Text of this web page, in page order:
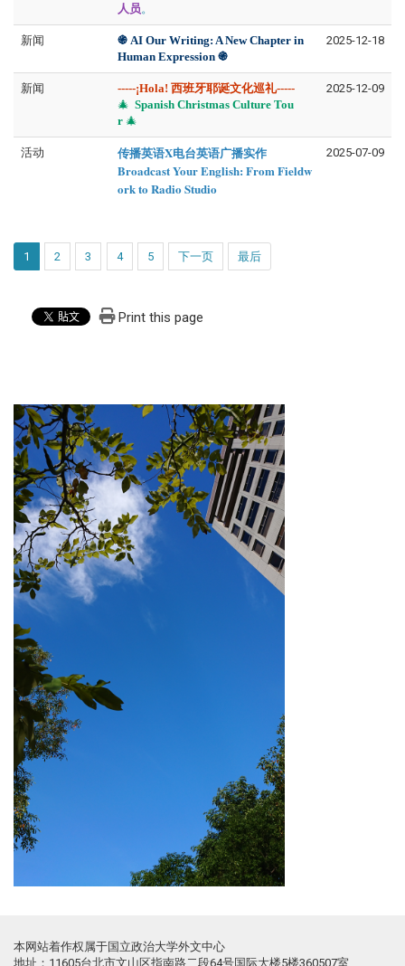
人员。
新闻 ֍​​​​ AI Our Writing: A New Chapter in
Human Expression ֍
2025-12-18
新闻 -----¡Hola! 西班牙耶诞文化巡礼-----
🎄 Spanish Christmas Culture Tou
r 🎄
2025-12-09
活动
传播英语X电台英语广播实作
Broadcast Your English: From Fieldw
ork to Radio Studio
2025-07-09
1 2 3 4 5 下一页 最后
Print this page
本网站着作权属于国立政治大学外文中心
地址：11605台北市文山区指南路二段64号国际大楼5楼360507室